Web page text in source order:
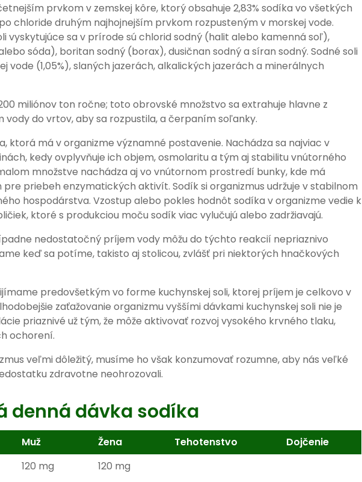
prvkom v zemskej kôre, ktorý obsahuje 2,83% sodíka vo všetkých
chloride druhým najhojnejším prvkom rozpusteným v morskej vode.
vyskytujúce sa v prírode sú chlorid sodný (halit alebo kamenná soľ),
sóda), boritan sodný (borax), dusičnan sodný a síran sodný. Sodné soli
vode (1,05%), slaných jazerách, alkalických jazerách a minerálnych
miliónov ton ročne; toto obrovské množstvo sa extrahuje hlavne z
vody do vrtov, aby sa rozpustila, a čerpaním soľanky.
ktorá má v organizme významné postavenie. Nachádza sa najviac v
kedy ovplyvňuje ich objem, osmolaritu a tým aj stabilitu vnútorného
množstve nachádza aj vo vnútornom prostredí bunky, kde má
priebeh enzymatických aktivít. Sodík si organizmus udržuje v stabilnom
hospodárstva. Vzostup alebo pokles hodnôt sodíka v organizme vedie k
ktoré s produkciou moču sodík viac vylučujú alebo zadržiavajú.
nedostatočný príjem vody môžu do týchto reakcií nepriaznivo
keď sa potíme, takisto aj stolicou, zvlášť pri niektorých hnačkových
predovšetkým vo forme kuchynskej soli, ktorej príjem je celkovo v
zaťažovanie organizmu vyššími dávkami kuchynskej soli nie je
priaznivé už tým, že môže aktivovať rozvoj vysokého krvného tlaku,
ochorení.
veľmi dôležitý, musíme ho však konzumovať rozumne, aby nás veľké
zdravotne neohrozovali.
denná dávka sodíka
Muž Žena Tehotenstvo
Dojčenie
120 mg
120 mg